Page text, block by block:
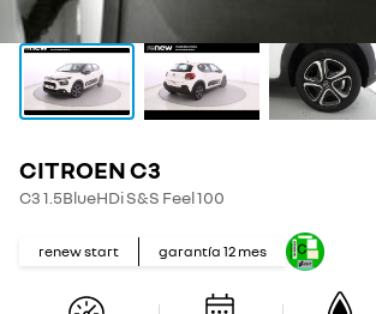
CITROEN C3
C3 1.5BlueHDi S&S Feel 100
renew start garantía 12 mes